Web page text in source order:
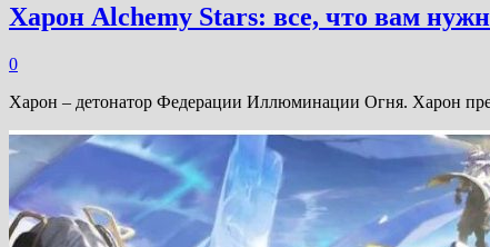
Харон Alchemy Stars: все, что вам
0
Харон – детонатор Федерации Иллюминации Огня. Харон